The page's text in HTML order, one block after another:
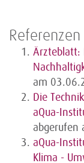
Referenzen
Ärzteblatt:
am
Die
aQua-
abgerufen
aQua-
Klima -